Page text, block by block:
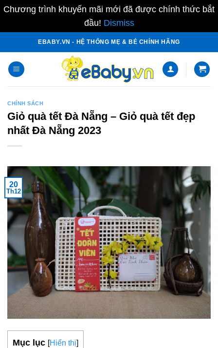
Chương trình khuyến mãi mới đã được chính thức bắt
đầu! Dismiss
content
EBABY.VN - HỆ THỐNG MẸ & BÉ CHÍNH HÃNG
CHÍNH SÁCH
Giỏ quà tết Đà Nẵng – Giỏ quà tết đẹp
nhất Đà Nẵng 2023
20
Th12
Mục lục [Hiển thị]